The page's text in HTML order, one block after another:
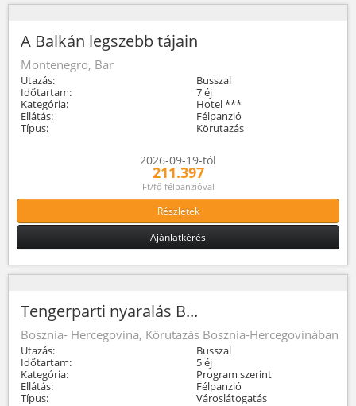
A Balkán legszebb tájain
Montenegro, Bar
Utazás:
Busszal
Időtartam:
7 éj
Kategória:
Hotel ***
Ellátás:
Félpanzió
Típus:
Körutazás
2026-09-19-tól
211.397
Ft/fő félpanzióval
Részletek
Ajánlatkérés
Tengerparti nyaralás B...
Bosznia- Hercegovina, Körutazás Bosznia-Hercegovinában
Utazás:
Busszal
Időtartam:
5 éj
Kategória:
Program szerint
Ellátás:
Félpanzió
Típus:
Városlátogatás